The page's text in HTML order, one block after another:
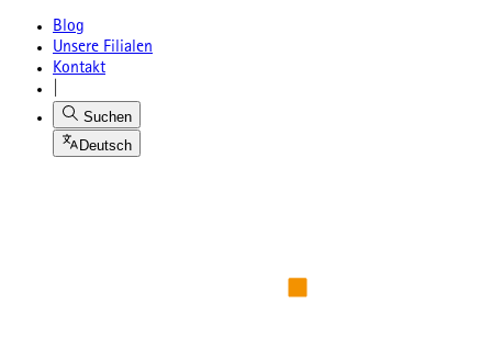
Blog
Unsere Filialen
Kontakt
Suchen
Deutsch